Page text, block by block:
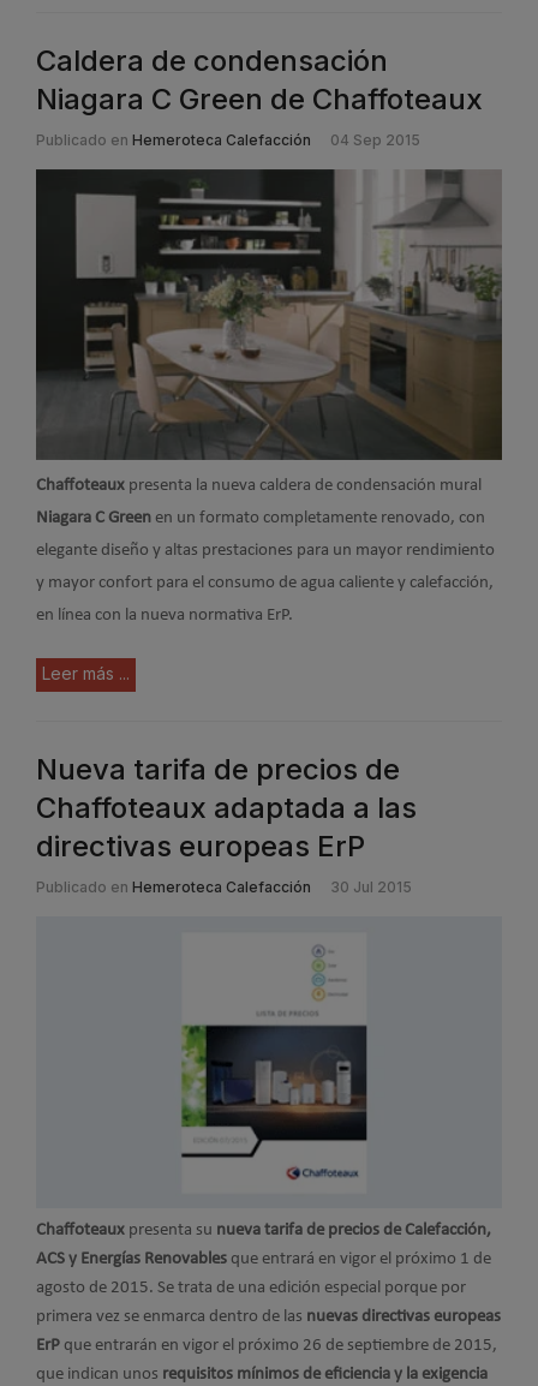
Caldera de condensación
Niagara C Green de Chaffoteaux
Publicado en Hemeroteca Calefacción 04 Sep 2015
Chaffoteaux presenta la nueva caldera de condensación mural
Niagara C Green en un formato completamente renovado, con
elegante diseño y altas prestaciones para un mayor rendimiento
y mayor confort para el consumo de agua caliente y calefacción,
en línea con la nueva normativa ErP.
Leer más ...
Nueva tarifa de precios de
Chaffoteaux adaptada a las
directivas europeas ErP
Publicado en Hemeroteca Calefacción 30 Jul 2015
Chaffoteaux presenta su nueva tarifa de precios de Calefacción,
ACS y Energías Renovables que entrará en vigor el próximo 1 de
agosto de 2015. Se trata de una edición especial porque por
primera vez se enmarca dentro de las nuevas directivas europeas
ErP que entrarán en vigor el próximo 26 de septiembre de 2015,
que indican unos requisitos mínimos de eficiencia y la exigencia